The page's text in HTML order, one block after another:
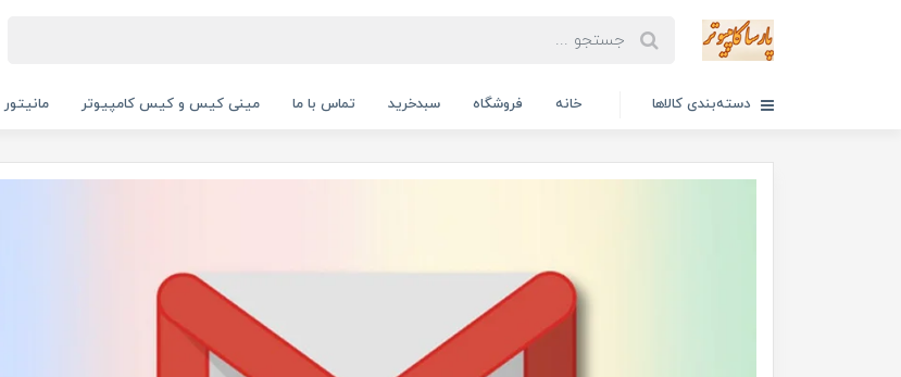
دسته‌بندی کالاها خانه فروشگاه سبدخرید تماس با ما مینی کیس و کیس کامپیوتر مانیتور